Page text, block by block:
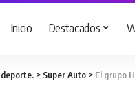
Inicio Destacados
> Super Auto > El grupo